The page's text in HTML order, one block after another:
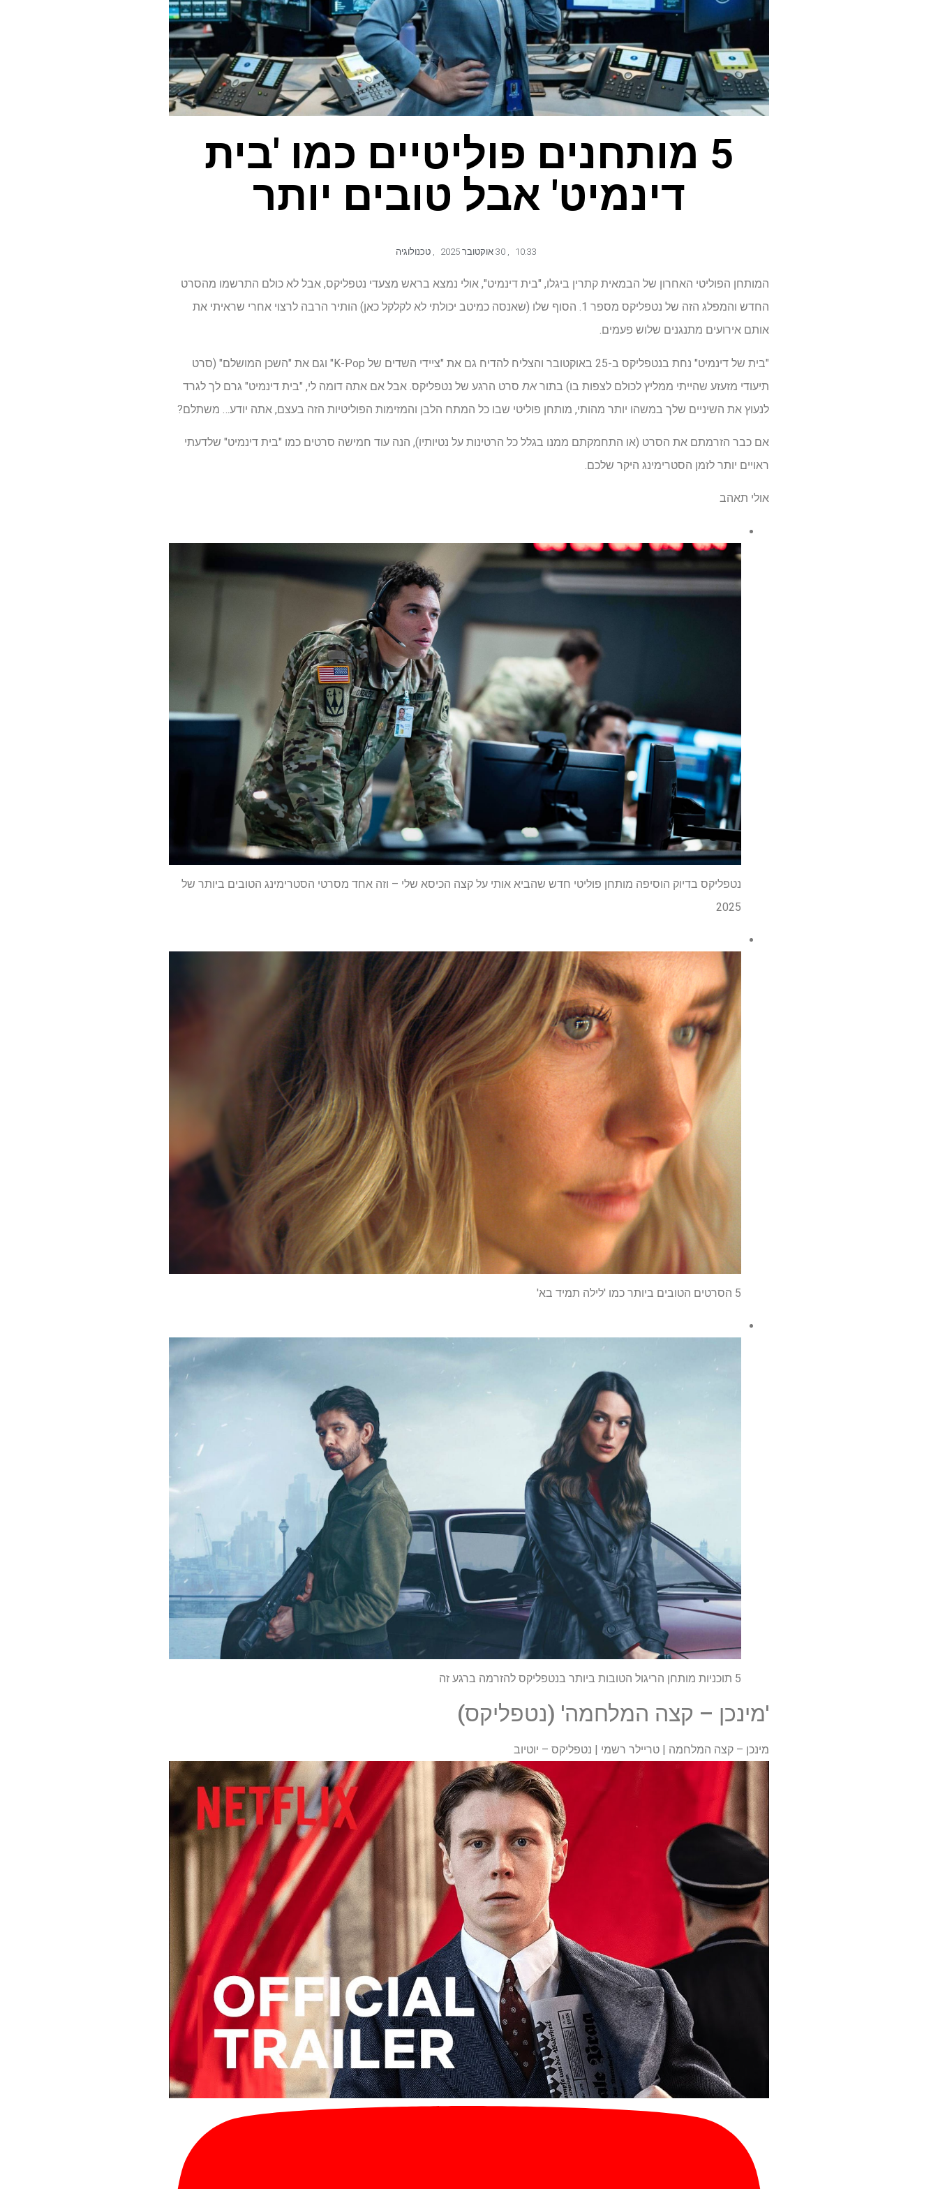
5 מותחנים פוליטיים כמו 'בית
דינמיט' אבל טובים יותר
10:33
,
, טכנולוגיה
המותחן הפוליטי האחרון של הבמאית קתרין ביגלו, "בית דינמיט", אולי נמצא בראש מצעדי נטפליקס, אבל לא כולם התרשמו מהסרט
החדש והמפלג הזה של נטפליקס מספר 1. הסוף שלו (שאנסה כמיטב יכולתי לא לקלקל כאן) הותיר הרבה לרצוי אחרי שראיתי את
אותם אירועים מתנגנים שלוש פעמים.
"בית של דינמיט" נחת בנטפליקס ב-25 באוקטובר והצליח להדיח גם את "ציידי השדים של K-Pop" וגם את "השכן המושלם" (סרט
תיעודי מזעזע שהייתי ממליץ לכולם לצפות בו) בתור את סרט הרגע של נטפליקס. אבל אם אתה דומה לי, "בית דינמיט" גרם לך לגרד
לנעוץ את השיניים שלך במשהו יותר מהותי, מותחן פוליטי שבו כל המתח הלבן והמזימות הפוליטיות הזה בעצם, אתה יודע… משתלם?
אם כבר הזרמתם את הסרט (או התחמקתם ממנו בגלל כל הרטינות על נטיותיו), הנה עוד חמישה סרטים כמו "בית דינמיט" שלדעתי
ראויים יותר לזמן הסטרימינג היקר שלכם.
אולי תאהב
נטפליקס בדיוק הוסיפה מותחן פוליטי חדש שהביא אותי על קצה הכיסא שלי – וזה אחד מסרטי הסטרימינג הטובים ביותר של
2025
5 הסרטים הטובים ביותר כמו 'לילה תמיד בא'
5 תוכניות מותחן הריגול הטובות ביותר בנטפליקס להזרמה ברגע זה
'מינכן – קצה המלחמה' (נטפליקס)
מינכן – קצה המלחמה | טריילר רשמי | נטפליקס – יוטיוב